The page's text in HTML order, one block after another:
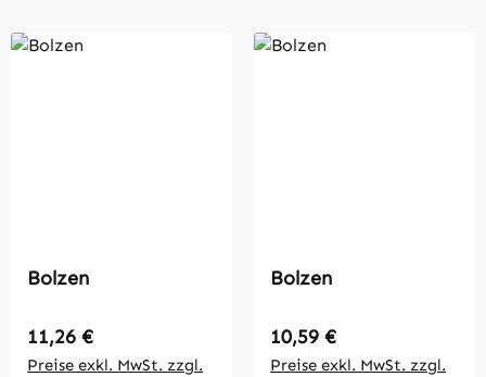
Bolzen
Regulärer Preis:
11,26 €
Preise exkl. MwSt. zzgl.
Bolzen
Regulärer Preis:
10,59 €
Preise exkl. MwSt. zzgl.